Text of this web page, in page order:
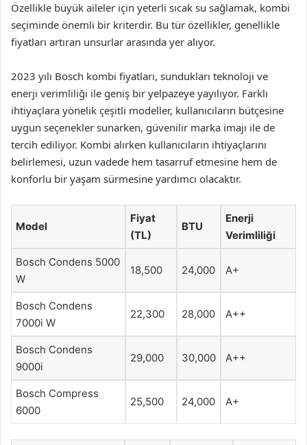
Özellikle büyük aileler için yeterli sıcak su sağlamak, kombi
seçiminde önemli bir kriterdir. Bu tür özellikler, genellikle
fiyatları artıran unsurlar arasında yer alıyor.
2023 yılı Bosch kombi fiyatları, sundukları teknoloji ve
enerji verimliliği ile geniş bir yelpazeye yayılıyor. Farklı
ihtiyaçlara yönelik çeşitli modeller, kullanıcıların bütçesine
uygun seçenekler sunarken, güvenilir marka imajı ile de
tercih ediliyor. Kombi alırken kullanıcıların ihtiyaçlarını
belirlemesi, uzun vadede hem tasarruf etmesine hem de
konforlu bir yaşam sürmesine yardımcı olacaktır.
Model
Fiyat
(TL)
BTU
Enerji
Verimliliği
Bosch Condens 5000
W
18,500 24,000 A+
Bosch Condens
7000i W
22,300 28,000 A++
Bosch Condens
9000i
29,000 30,000 A++
Bosch Compress
6000
25,500 24,000 A+